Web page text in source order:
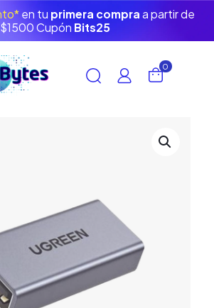
en tu primera compra a partir de
$1500 Cupón Bits25
0